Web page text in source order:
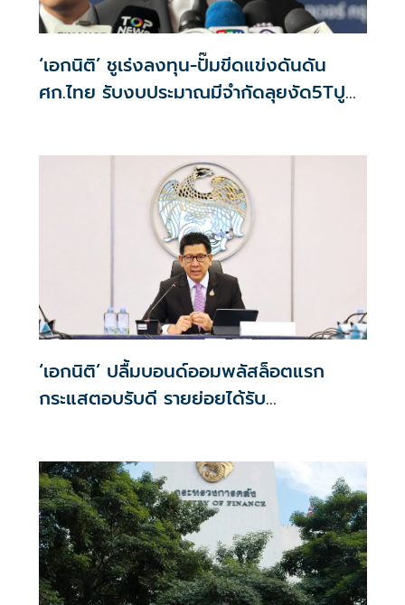
‘เอกนิติ’ ชูเร่งลงทุน-ปั๊มขีดแข่งดันดัน
ศก.ไทย รับงบประมาณมีจำกัดลุยงัด5Tปู
‘เอกนิติ’ ปลื้มบอนด์ออมพลัสล็อตแรก
กระแสตอบรับดี รายย่อยได้รับ